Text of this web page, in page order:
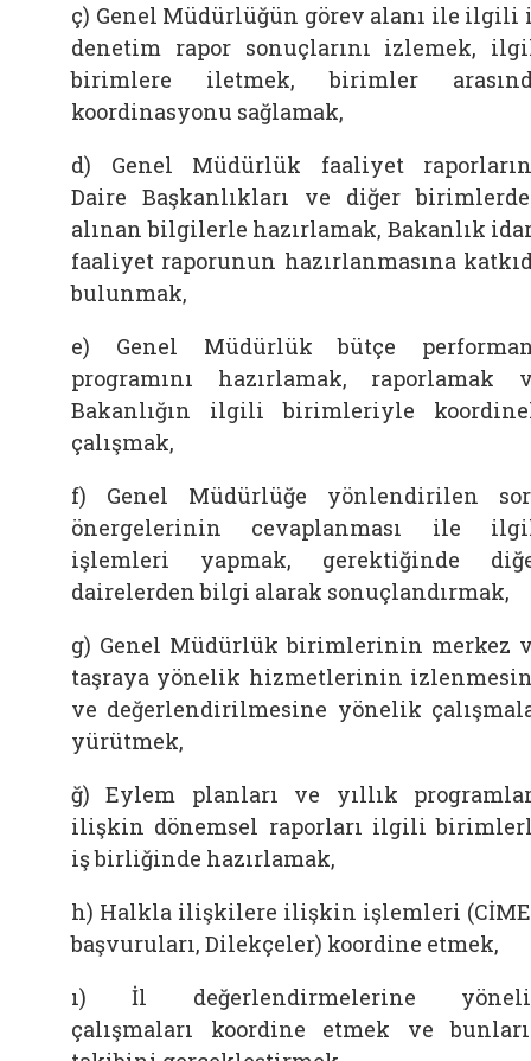
ç) Genel Müdürlüğün görev alanı ile ilgili
denetim rapor sonuçlarını izlemek,
birimlere iletmek, birimler
koordinasyonu sağlamak,
d) Genel Müdürlük faaliyet
Daire Başkanlıkları ve diğer
alınan bilgilerle hazırlamak, Bakanlık
faaliyet raporunun hazırlanmasına
bulunmak,
e) Genel Müdürlük bütçe
programını hazırlamak, raporlamak
Bakanlığın ilgili birimleriyle
çalışmak,
f) Genel Müdürlüğe yönlendirilen
önergelerinin cevaplanması ile
işlemleri yapmak, gerektiğinde
dairelerden bilgi alarak sonuçlandırmak,
g) Genel Müdürlük birimlerinin merkez
taşraya yönelik hizmetlerinin
ve değerlendirilmesine yönelik
yürütmek,
ğ) Eylem planları ve yıllık
ilişkin dönemsel raporları ilgili
iş birliğinde hazırlamak,
h) Halkla ilişkilere ilişkin işlemleri
başvuruları, Dilekçeler) koordine etmek,
ı) İl değerlendirmelerine
çalışmaları koordine etmek ve